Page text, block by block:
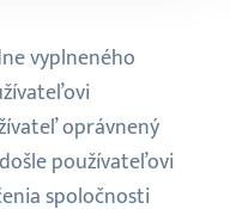
vyplneného
oprávnený
používateľovi
spoločnosti